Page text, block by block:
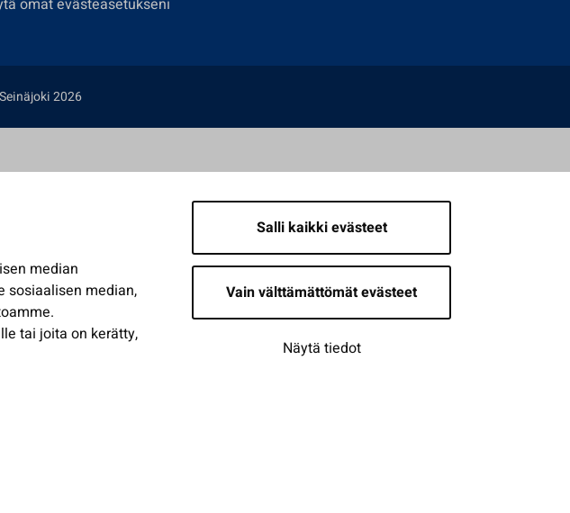
median
sosiaalisen median,
tai joita on kerätty,
Salli kaikki evästeet
Vain välttämättömät evästeet
Näytä tiedot
omat evästeasetukseni
2026